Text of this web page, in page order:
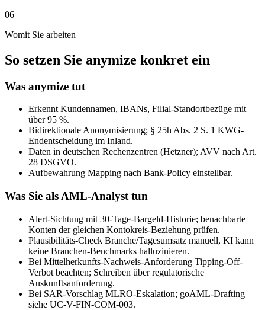
06
Womit Sie arbeiten
So setzen Sie anymize konkret ein
Was anymize tut
Erkennt Kundennamen, IBANs, Filial-Standortbezüge mit
über 95 %.
Bidirektionale Anonymisierung; § 25h Abs. 2 S. 1 KWG-
Endentscheidung im Inland.
Daten in deutschen Rechenzentren (Hetzner); AVV nach Art.
28 DSGVO.
Aufbewahrung Mapping nach Bank-Policy einstellbar.
Was Sie als AML-Analyst tun
Alert-Sichtung mit 30-Tage-Bargeld-Historie; benachbarte
Konten der gleichen Kontokreis-Beziehung prüfen.
Plausibilitäts-Check Branche/Tagesumsatz manuell, KI kann
keine Branchen-Benchmarks halluzinieren.
Bei Mittelherkunfts-Nachweis-Anforderung Tipping-Off-
Verbot beachten; Schreiben über regulatorische
Auskunftsanforderung.
Bei SAR-Vorschlag MLRO-Eskalation; goAML-Drafting
siehe UC-V-FIN-COM-003.